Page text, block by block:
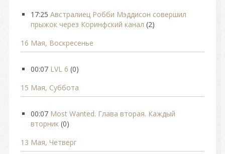
17:25 Австралиец Робби Мэддисон совершил
прыжок через Коринфский канал (2)
16 Мая, Воскресенье
00:07 LVL 6 (0)
15 Мая, Суббота
00:07 Most Wanted. Глава вторая. Каждый
вторник (0)
13 Мая, Четверг